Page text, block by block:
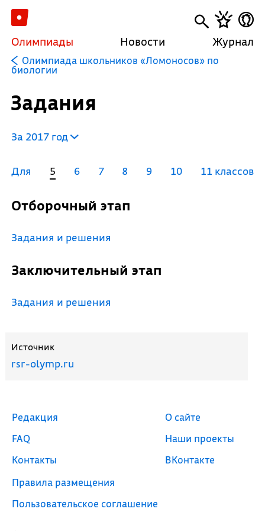
Олимпиады Новости Журнал
Олимпиада школьников «Ломоносов» по
биологии
Задания
За 2017 год
Для 5 6 7 8 9 10 11 классов
Отборочный этап
Задания и решения
Заключительный этап
Задания и решения
Источник
rsr-olymp.ru
Редакция
FAQ
Контакты
Правила размещения
Пользовательское соглашение
О сайте
Наши проекты
ВКонтакте